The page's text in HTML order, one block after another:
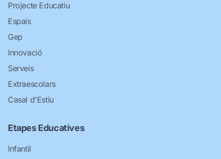
Projecte Educatiu
Espais
Gep
Innovació
Serveis
Extraescolars
Casal d'Estiu
Etapes Educatives
Infantil